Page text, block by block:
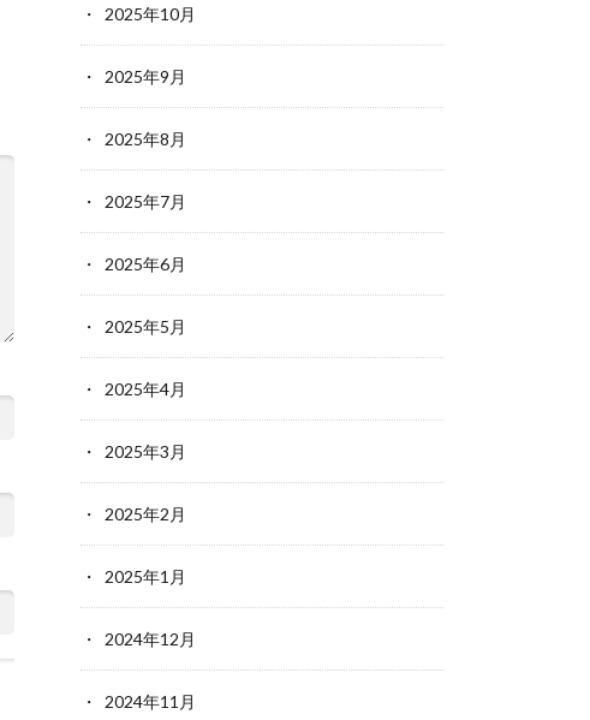
2025年10月
2025年9月
2025年8月
2025年7月
2025年6月
2025年5月
2025年4月
2025年3月
2025年2月
2025年1月
2024年12月
2024年11月